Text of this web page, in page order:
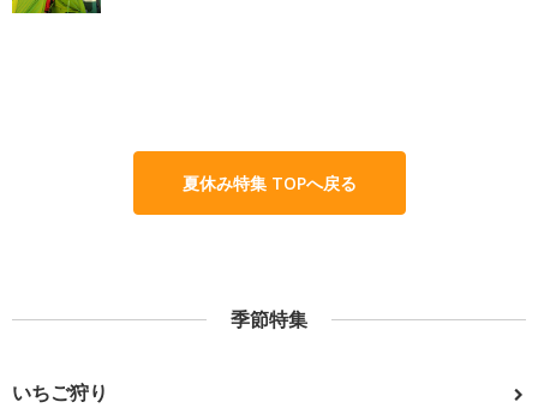
夏休み特集 TOPへ戻る
季節特集
いちご狩り